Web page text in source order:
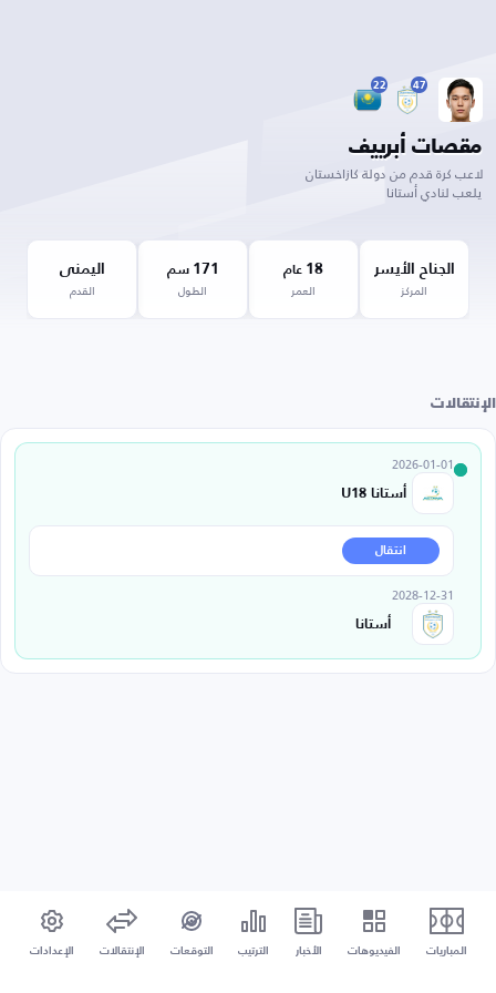
47
22
مقصات أبرييف
لاعب كرة قدم من دولة كازاخستان
يلعب لنادي أستانا
الجناح الأيسر
المركز
18 عام
العمر
171 سم
الطول
اليمنى
القدم
الإنتقالات
2026-01-01
أستانا U18
انتقال
2028-12-31
أستانا
المباريات الفيديوهات الأخبار الترتيب التوقعات الإنتقالات الإعدادات